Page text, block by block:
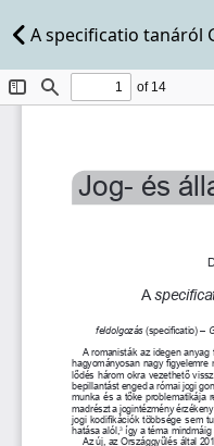
A specificatio tanáról